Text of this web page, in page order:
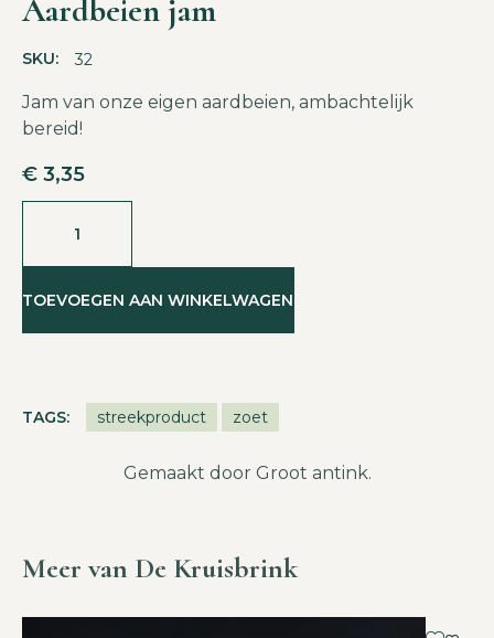
Aardbeien jam
SKU: 32
Jam van onze eigen aardbeien, ambachtelijk
bereid!
€ 3,35
TOEVOEGEN AAN WINKELWAGEN
TAGS: streekproduct zoet
Gemaakt door Groot antink.
Meer van De Kruisbrink